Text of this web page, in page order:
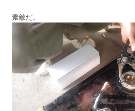
素敵だ。